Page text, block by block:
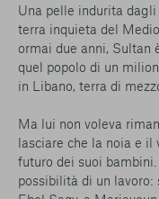
Una pelle indurita
terra inquieta del
ormai due anni, Sultan
quel popolo di un
in Libano, terra di
Ma lui non voleva
lasciare che la noia e il
futuro dei suoi
possibilità di un